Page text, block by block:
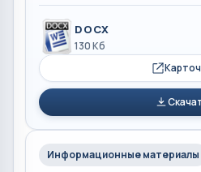
DOCX
130 Кб
Информационные материалы